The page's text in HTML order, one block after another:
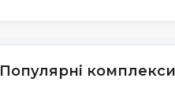
Популярні комплекси